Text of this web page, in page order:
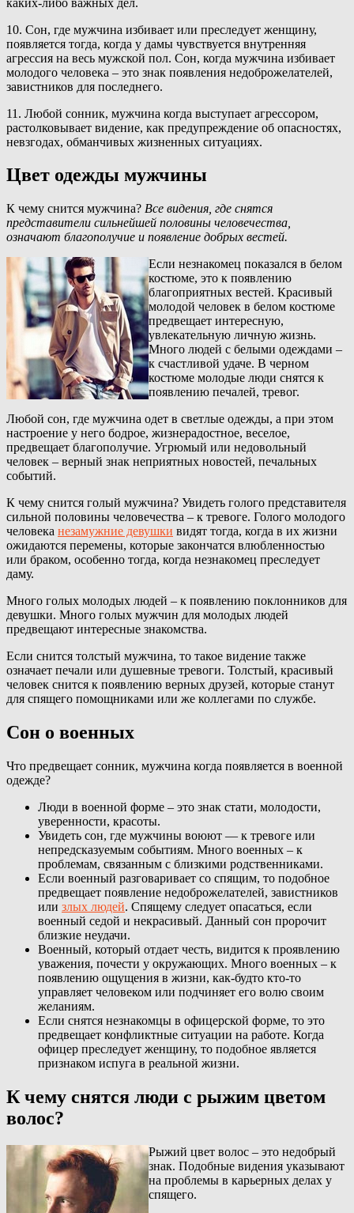
10. Сон, где мужчина избивает или преследует женщину,
появляется тогда, когда у дамы чувствуется внутренняя
агрессия на весь мужской пол. Сон, когда мужчина избивает
молодого человека – это знак появления недоброжелателей,
завистников для последнего.
11. Любой сонник, мужчина когда выступает агрессором,
растолковывает видение, как предупреждение об опасностях,
невзгодах, обманчивых жизненных ситуациях.
Цвет одежды мужчины
К чему снится мужчина? Все видения, где снятся
представители сильнейшей половины человечества,
означают благополучие и появление добрых вестей.
Если незнакомец показался в белом
костюме, это к появлению
благоприятных вестей. Красивый
молодой человек в белом костюме
предвещает интересную,
увлекательную личную жизнь.
Много людей с белыми одеждами –
к счастливой удаче. В черном
костюме молодые люди снятся к
появлению печалей, тревог.
Любой сон, где мужчина одет в светлые одежды, а при этом
настроение у него бодрое, жизнерадостное, веселое,
предвещает благополучие. Угрюмый или недовольный
человек – верный знак неприятных новостей, печальных
событий.
К чему снится голый мужчина? Увидеть голого представителя
сильной половины человечества – к тревоге. Голого молодого
человека незамужние девушки видят тогда, когда в их жизни
ожидаются перемены, которые закончатся влюбленностью
или браком, особенно тогда, когда незнакомец преследует
даму.
Много голых молодых людей – к появлению поклонников для
девушки. Много голых мужчин для молодых людей
предвещают интересные знакомства.
Если снится толстый мужчина, то такое видение также
означает печали или душевные тревоги. Толстый, красивый
человек снится к появлению верных друзей, которые станут
для спящего помощниками или же коллегами по службе.
Сон о военных
Что предвещает сонник, мужчина когда появляется в военной
одежде?
Люди в военной форме – это знак стати, молодости,
уверенности, красоты.
Увидеть сон, где мужчины воюют — к тревоге или
непредсказуемым событиям. Много военных – к
проблемам, связанным с близкими родственниками.
Если военный разговаривает со спящим, то подобное
предвещает появление недоброжелателей, завистников
или злых людей. Спящему следует опасаться, если
военный седой и некрасивый. Данный сон пророчит
близкие неудачи.
Военный, который отдает честь, видится к проявлению
уважения, почести у окружающих. Много военных – к
появлению ощущения в жизни, как-будто кто-то
управляет человеком или подчиняет его волю своим
желаниям.
Если снятся незнакомцы в офицерской форме, то это
предвещает конфликтные ситуации на работе. Когда
офицер преследует женщину, то подобное является
признаком испуга в реальной жизни.
К чему снятся люди с рыжим цветом
волос?
Рыжий цвет волос – это недобрый
знак. Подобные видения указывают
на проблемы в карьерных делах у
спящего.